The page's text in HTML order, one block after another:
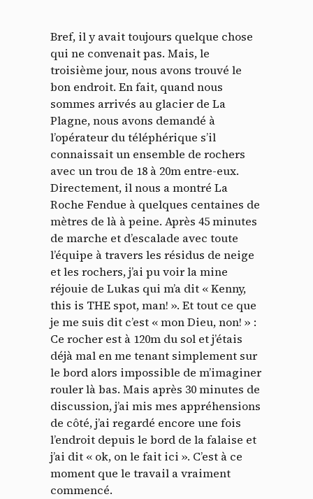
Bref, il y avait toujours quelque chose
qui ne convenait pas. Mais, le
troisième jour, nous avons trouvé le
bon endroit. En fait, quand nous
sommes arrivés au glacier de La
Plagne, nous avons demandé à
l’opérateur du téléphérique s’il
connaissait un ensemble de rochers
avec un trou de 18 à 20m entre-eux.
Directement, il nous a montré La
Roche Fendue à quelques centaines de
mètres de là à peine. Après 45 minutes
de marche et d’escalade avec toute
l’équipe à travers les résidus de neige
et les rochers, j’ai pu voir la mine
réjouie de Lukas qui m’a dit « Kenny,
this is THE spot, man! ». Et tout ce que
je me suis dit c’est « mon Dieu, non! » :
Ce rocher est à 120m du sol et j’étais
déjà mal en me tenant simplement sur
le bord alors impossible de m’imaginer
rouler là bas. Mais après 30 minutes de
discussion, j’ai mis mes appréhensions
de côté, j’ai regardé encore une fois
l’endroit depuis le bord de la falaise et
j’ai dit « ok, on le fait ici ». C’est à ce
moment que le travail a vraiment
commencé.